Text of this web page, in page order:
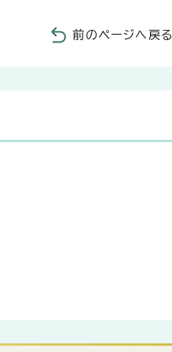
前のページへ戻る